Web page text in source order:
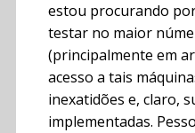
estou procurando
testar no maior
(principalmente em
acesso a tais
inexatidões e, claro,
implementadas.